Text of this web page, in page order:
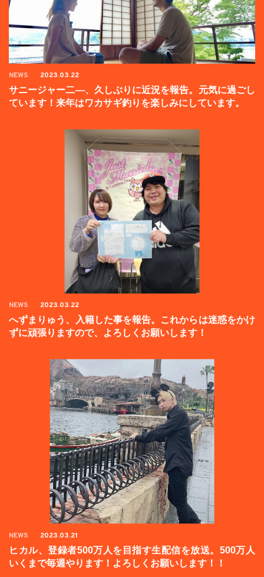
NEWS 2023.03.22
サニージャー二―、久しぶりに近況を報告。元気に過ごし
ています！来年はワカサギ釣りを楽しみにしています。
NEWS 2023.03.22
へずまりゅう、入籍した事を報告。これからは迷惑をかけ
ずに頑張りますので、よろしくお願いします！
NEWS 2023.03.21
ヒカル、登録者500万人を目指す生配信を放送。500万人
いくまで毎週やります！よろしくお願いします！！